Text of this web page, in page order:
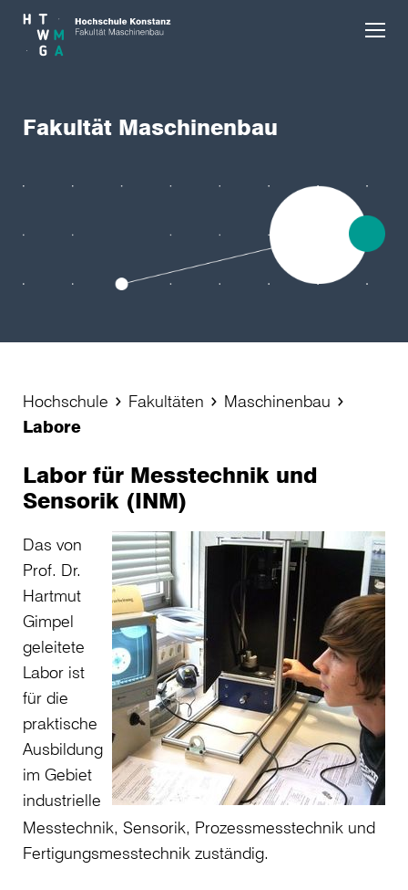
Skip to main content
Fakultät Maschinenbau
Hochschule Fakultäten
Maschinenbau
Labore
Labor für Messtechnik und
Sensorik (INM)
Das von
Prof. Dr.
Hartmut
Gimpel
geleitete
Labor ist
für die
praktische
Ausbildung
im Gebiet
industrielle
Messtechnik, Sensorik, Prozessmesstechnik und
Fertigungsmesstechnik zuständig.